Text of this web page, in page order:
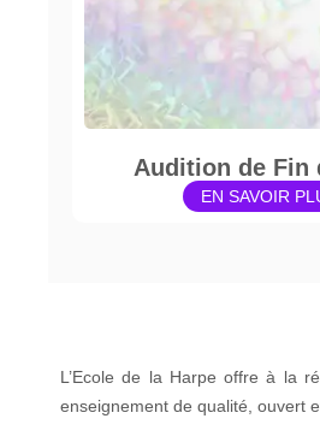
Audition de Fin
EN SAVOIR
L’Ecole de la Harpe offre à la
enseignement de qualité, ouvert